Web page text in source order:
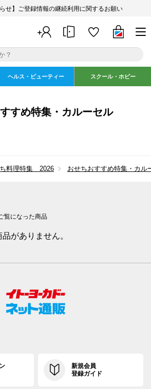
らせ】ご登録情報の継続利用に関するお願い
ヘルス・ビューティー スクール・ホビー
すめ特集・カルーセル
料理特集 2026 おせちおすすめ特集・カル
覧になった商品
がありません。
新規会員
登録ガイド